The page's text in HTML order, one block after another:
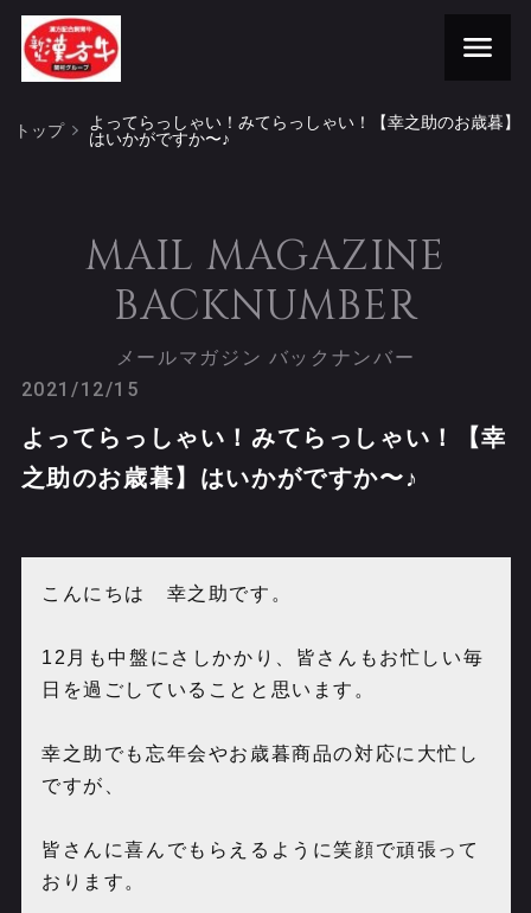
トップ
よってらっしゃい！みてらっしゃい！【幸之助のお歳暮】
はいかがですか〜♪
MAIL MAGAZINE
BACKNUMBER
メールマガジン バックナンバー
2021/12/15
よってらっしゃい！みてらっしゃい！【幸
之助のお歳暮】はいかがですか〜♪
こんにちは 幸之助です。
12月も中盤にさしかかり、皆さんもお忙しい毎
日を過ごしていることと思います。
幸之助でも忘年会やお歳暮商品の対応に大忙し
ですが、
皆さんに喜んでもらえるように笑顔で頑張って
おります。